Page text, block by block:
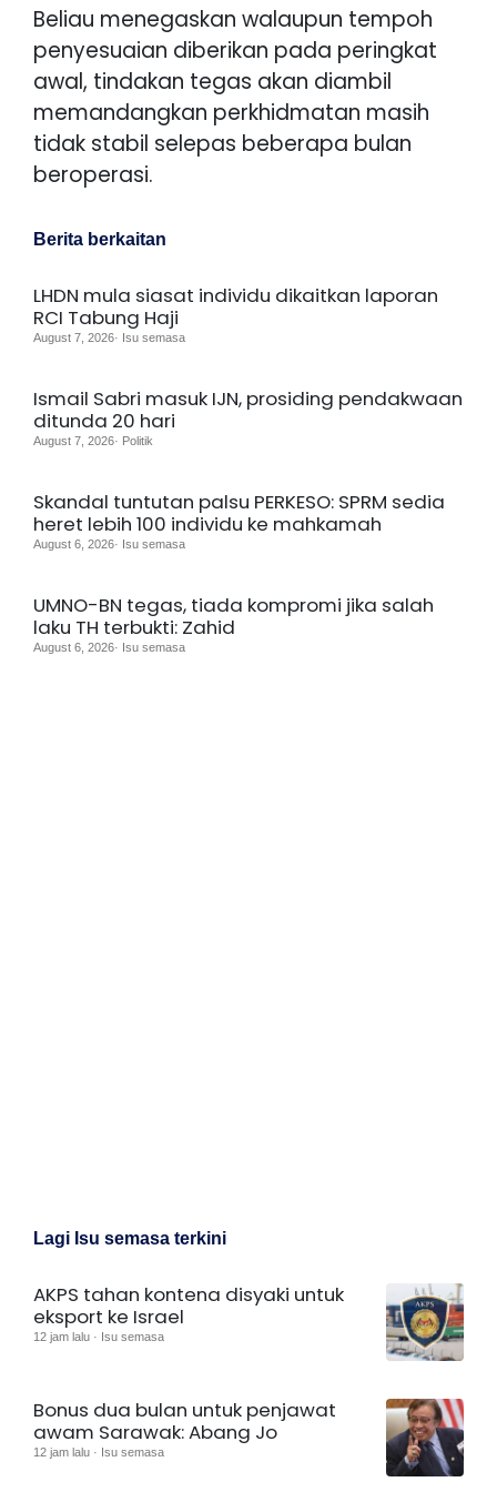
Beliau menegaskan walaupun tempoh
penyesuaian diberikan pada peringkat
awal, tindakan tegas akan diambil
memandangkan perkhidmatan masih
tidak stabil selepas beberapa bulan
beroperasi.
Berita berkaitan
LHDN mula siasat individu dikaitkan laporan
RCI Tabung Haji
August 7, 2026· Isu semasa
Ismail Sabri masuk IJN, prosiding pendakwaan
ditunda 20 hari
August 7, 2026· Politik
Skandal tuntutan palsu PERKESO: SPRM sedia
heret lebih 100 individu ke mahkamah
August 6, 2026· Isu semasa
UMNO-BN tegas, tiada kompromi jika salah
laku TH terbukti: Zahid
August 6, 2026· Isu semasa
Lagi Isu semasa terkini
AKPS tahan kontena disyaki untuk
eksport ke Israel
12 jam lalu · Isu semasa
Bonus dua bulan untuk penjawat
awam Sarawak: Abang Jo
12 jam lalu · Isu semasa